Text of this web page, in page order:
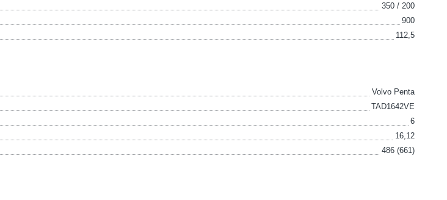
350 / 200
900
112,5
Volvo Penta
TAD1642VE
6
16,12
486 (661)